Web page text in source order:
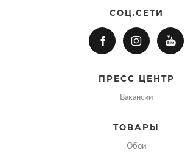
СОЦ.СЕТИ
ПРЕСС ЦЕНТР
Вакансии
ТОВАРЫ
Обои